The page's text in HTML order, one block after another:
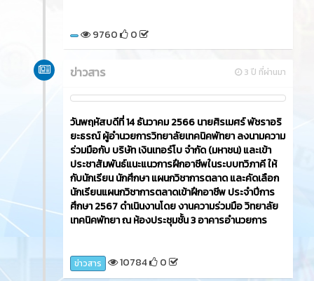
9760 0
3 ปี ที่ผ่านมา
ข่าวสาร
วันพฤหัสบดีที่ 14 ธันวาคม 2566​ นายศิรเมศร์ พัชราอริ
ยะธรณ์ ผู้อำนวยการวิทยาลัยเทคนิคพัทยา ลงนามความ
ร่วมมือกับ บริษัท เงินเทอร์โบ จำกัด (มหาชน) และเข้า
ประชาสัมพันธ์แนะแนวการฝึกอาชีพในระบบทวิภาคี ให้
กับนักเรียน นักศึกษา แผนกวิชาการตลาด และคัดเลือก
นักเรียนแผนกวิชาการตลาดเข้าฝึกอาชีพ ประจำปีการ
ศึกษา 2567 ดำเนินงานโดย งานความร่วมมือ วิทยาลัย
เทคนิคพัทยา ณ ห้องประชุมชั้น 3 อาคารอำนวยการ
ข่าวสาร 10784 0